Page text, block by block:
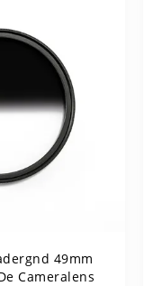
49mm
Cameralens